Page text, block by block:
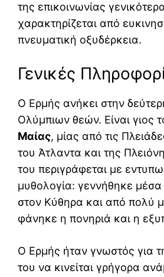
της επικοινωνίας
χαρακτηρίζεται από
πνευματική οξυδέρκεια.
Γενικές
Ο Ερμής ανήκει στην
Ολύμπιων θεών. Είναι γιος
Μαίας, μίας από τις
του Άτλαντα και της
του περιγράφεται με
μυθολογία: γεννήθηκε
στον Κύθηρα και από πολύ
φάνηκε η πονηριά και η
Ο Ερμής ήταν γνωστός για
του να κινείται γρήγορα